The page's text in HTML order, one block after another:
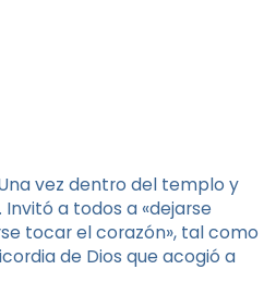
vez dentro del templo y
a todos a «dejarse
tocar el corazón», tal como
de Dios que acogió a